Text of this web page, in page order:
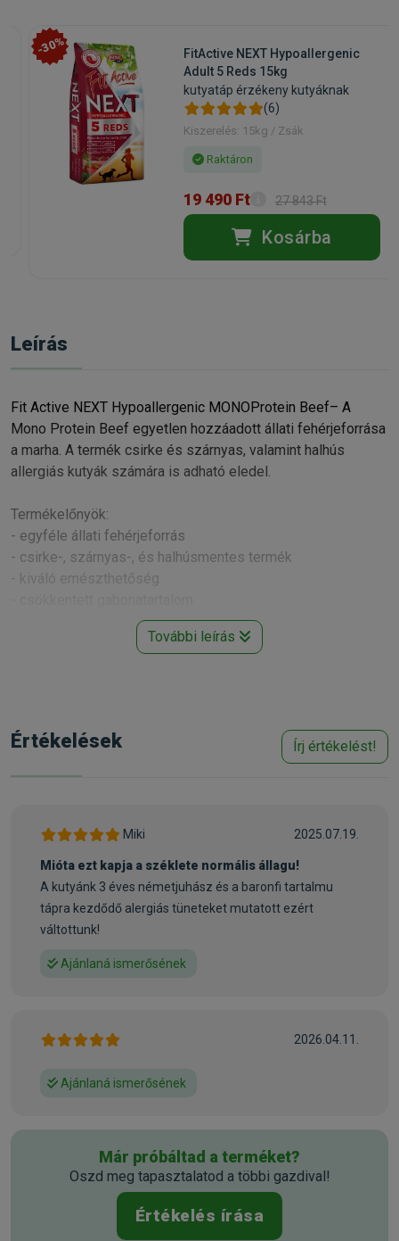
-30%
FitActive NEXT Hypoallergenic
Adult 5 Reds 15kg
kutyatáp érzékeny kutyáknak
(6)
Kiszerelés: 15kg / Zsák
Raktáron
19 490 Ft 27 843 Ft
Kosárba
Leírás
Fit Active NEXT Hypoallergenic MONOProtein Beef– A
Mono Protein Beef egyetlen hozzáadott állati fehérjeforrása
a marha. A termék csirke és szárnyas, valamint halhús
allergiás kutyák számára is adható eledel.
Termékelőnyök:
- egyféle állati fehérjeforrás
- csirke-, szárnyas-, és halhúsmentes termék
- kiváló emészthetőség
- ízületvédelem (600mg/kg)
- M.O.S. és F.O.S. prebiotikumok (elősegíthetik a hasznos
- Cirokkal ami gluténmentes gabonaféle,
gyulladáscsökkentő hatása közismert,.
- hozzáadott vörösáfonyával
Hús- és állati összetevők (marhahúsliszt min. 26%), cirok,
rizs, zsírok és olajok (marhazsír, lazacolaj), szárított
cukorrépa, növényi fehérje, szárított burgonya, szárított
sárgarépa (min.4%), szárított borsó (min.4%), élelmi rost,
vörösáfonya, inaktivált sörélesztő, ízületvédő (600mg/kg),
Lizin 1,2%, methionin 0,4%, treonin 0,8%, triptofán 0,25%,
0,7%, Na:0,6%Zn: 93 mg/kg, Cu: 16 mg/kg, Fe: 330 mg/kg,
Mn: 1 mg/kg, Se: 0,1 mg/kg, vitamin A: 13 750 NE/kg, vitamin
D-3: 1325 mg/kg, vitamin E: 77 mg/kg, vitamin B-1: 4mg/kg,
itamin B-2: 6 mg/kg, vitamin B-5 (Panthoténsav): 11 mg/kg,
vitamin B-6: 5 mg/kg, vitamin B-12:0,03 mg/kg, Biotin: 0,28
További leírás
Értékelések Írj értékelést!
Már próbáltad a terméket?
Oszd meg tapasztalatod a többi gazdival!
Értékelés írása
Miki 2025.07.19.
Mióta ezt kapja a széklete normális állagu!
A kutyánk 3 éves németjuhász és a baronfi tartalmu
tápra kezdődő alergiás tüneteket mutatott ezért
váltottunk!
Ajánlaná ismerősének
2026.04.11.
Ajánlaná ismerősének